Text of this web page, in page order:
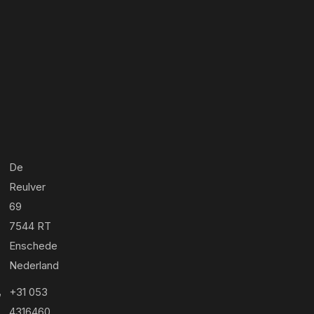
De
Reulver
69
7544 RT
Enschede
Nederland
+31 053
4316460